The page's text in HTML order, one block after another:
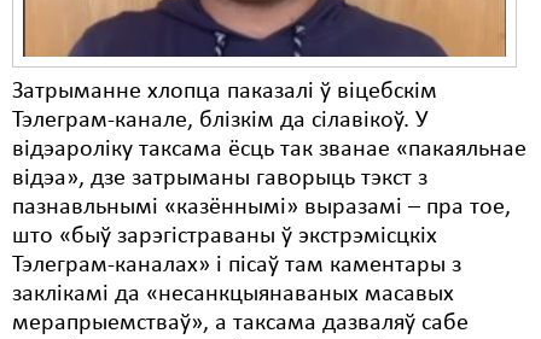
Затрыманне хлопца паказалі ў віцебскім
Тэлеграм-канале, блізкім да сілавікоў. У
відэароліку таксама ёсць так званае «пакаяльнае
відэа», дзе затрыманы гаворыць тэкст з
пазнавльнымі «казённымі» выразамі – пра тое,
што «быў зарэгістраваны ў экстрэмісцкіх
Тэлеграм-каналах» і пісаў там каментары з
заклікамі да «несанкцыянаваных масавых
мерапрыемстваў», а таксама дазваляў сабе